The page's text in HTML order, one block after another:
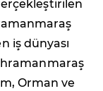
iş dünyası
Orman ve